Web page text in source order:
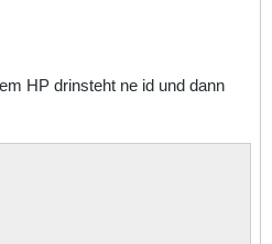
HP drinsteht ne id und dann